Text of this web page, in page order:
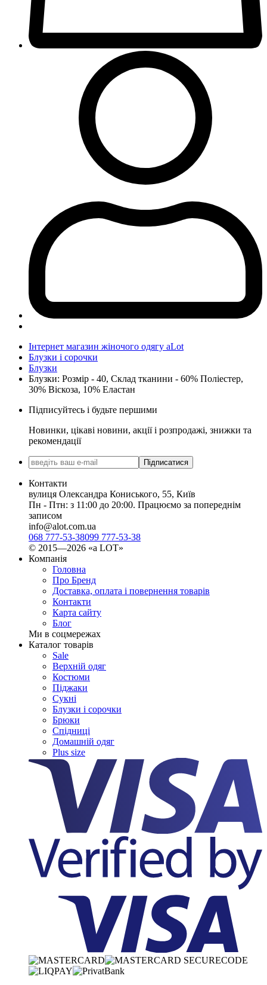
Інтернет магазин жіночого одягу aLot
Блузки і сорочки
Блузки
Блузки: Розмір - 40, Склад тканини - 60% Поліестер,
30% Віскоза, 10% Еластан
Підписуйтесь і будьте першими
Новинки, цікаві новини, акції і розпродажі, знижки та
рекомендації
Підписатися
Контакти
вулиця Олександра Кониського, 55, Київ
Пн - Птн: з 11:00 до 20:00. Працюємо за попереднім
записом
info@alot.com.ua
068 777-53-38099 777-53-38
© 2015—2026 «а LOT»
Компанія
Головна
Про Бренд
Доставка, оплата і повернення товарів
Контакти
Карта сайту
Блог
Ми в соцмережах
Каталог товарів
Sale
Верхній одяг
Костюми
Піджаки
Сукні
Блузки і сорочки
Брюки
Спідниці
Домашній одяг
Plus size